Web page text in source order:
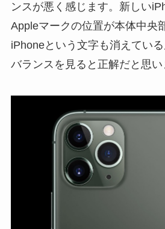
ンスが悪く感じます。新しい
Appleマークの位置が本体中央
iPhoneという文字も消えてい
バランスを見ると正解だと思い